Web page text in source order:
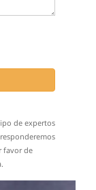
de expertos
favor de